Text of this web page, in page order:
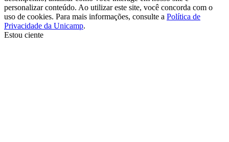
personalizar conteúdo. Ao utilizar este site, você concorda com o
uso de cookies. Para mais informações, consulte a Política de
Privacidade da Unicamp.
Estou ciente